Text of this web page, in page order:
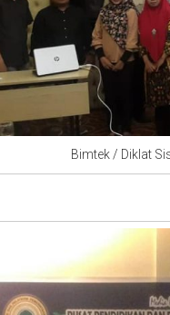
Bimtek / Diklat Sistim